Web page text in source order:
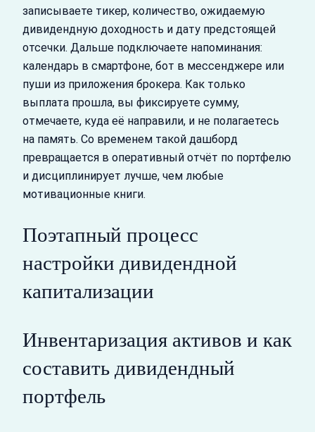
записываете тикер, количество, ожидаемую
дивидендную доходность и дату предстоящей
отсечки. Дальше подключаете напоминания:
календарь в смартфоне, бот в мессенджере или
пуши из приложения брокера. Как только
выплата прошла, вы фиксируете сумму,
отмечаете, куда её направили, и не полагаетесь
на память. Со временем такой дашборд
превращается в оперативный отчёт по портфелю
и дисциплинирует лучше, чем любые
мотивационные книги.
Поэтапный процесс
настройки дивидендной
капитализации
Инвентаризация активов и как
составить дивидендный
портфель